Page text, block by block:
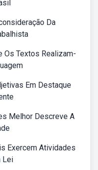
Da
Os Textos Realizam-
Em Destaque
Melhor Descreve A
Exercem Atividades
Lei